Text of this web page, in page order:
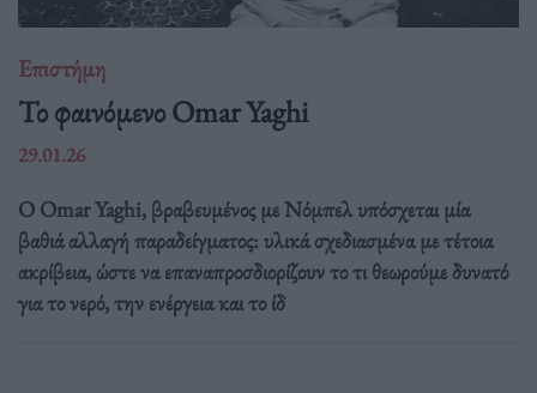
Επιστήμη
Το φαινόμενο Omar Yaghi
29.01.26
Ο Omar Yaghi, βραβευμένος με Νόμπελ υπόσχεται μία
βαθιά αλλαγή παραδείγματος: υλικά σχεδιασμένα με τέτοια
ακρίβεια, ώστε να επαναπροσδιορίζουν το τι θεωρούμε δυνατό
για το νερό, την ενέργεια και το ίδ